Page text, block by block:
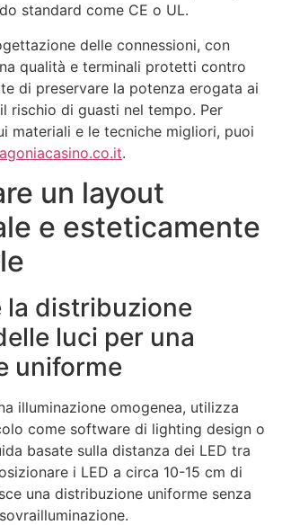
standard come CE o UL.
delle connessioni, con
qualità e terminali protetti contro
di preservare la potenza erogata ai
rischio di guasti nel tempo. Per
materiali e le tecniche migliori, puoi
.
un layout
e esteticamente
la distribuzione
luci per una
uniforme
illuminazione omogenea, utilizza
come software di lighting design o
basate sulla distanza dei LED tra
i LED a circa 10-15 cm di
una distribuzione uniforme senza